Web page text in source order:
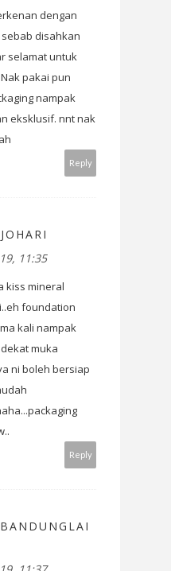
dengan
disahkan
selamat untuk
pakai pun
nampak
eksklusif. nnt nak
Reply
11:35
kiss mineral
foundation
kali nampak
muka
ni boleh bersiap
Reply